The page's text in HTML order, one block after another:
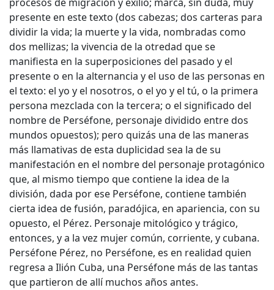
presente en este texto (dos cabezas; dos carteras para
dividir la vida; la muerte y la vida, nombradas como
dos mellizas; la vivencia de la otredad que se
manifiesta en la superposiciones del pasado y el
presente o en la alternancia y el uso de las personas en
el texto: el yo y el nosotros, o el yo y el tú, o la primera
persona mezclada con la tercera; o el significado del
nombre de Perséfone, personaje dividido entre dos
mundos opuestos); pero quizás una de las maneras
más llamativas de esta duplicidad sea la de su
manifestación en el nombre del personaje protagónico
que, al mismo tiempo que contiene la idea de la
división, dada por ese Perséfone, contiene también
cierta idea de fusión, paradójica, en apariencia, con su
opuesto, el Pérez. Personaje mitológico y trágico,
entonces, y a la vez mujer común, corriente, y cubana.
Perséfone Pérez, no Perséfone, es en realidad quien
regresa a Ilión Cuba, una Perséfone más de las tantas
que partieron de allí muchos años antes.